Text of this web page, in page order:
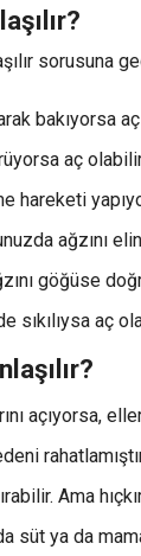
sorusuna
bakıyorsa
aç
hareketi
ağzını
göğüse
sıkılıysa aç
açıyorsa,
Ama
süt ya da